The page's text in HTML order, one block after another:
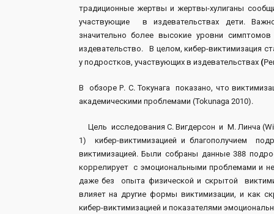
традиционные жертвы и жертвы-хулиганы
участвующие в издевательствах дети.
значительно более высокие уровни
издевательство. В целом, кибер-виктимизация
у подростков, участвующих в издевательствах (
В обзоре Р. С. Токунага показано, что
академическими проблемами (Tokunaga 2010).
Цель исследования С. Вигдерсон и М. Линча
1) кибер-виктимизацией и благополучием
виктимизацией. Были собраны данные 388
коррелирует с эмоциональными проблемами и
даже без опыта физической и скрытой
влияет на другие формы виктимизации, и как
кибер-виктимизацией и показателями